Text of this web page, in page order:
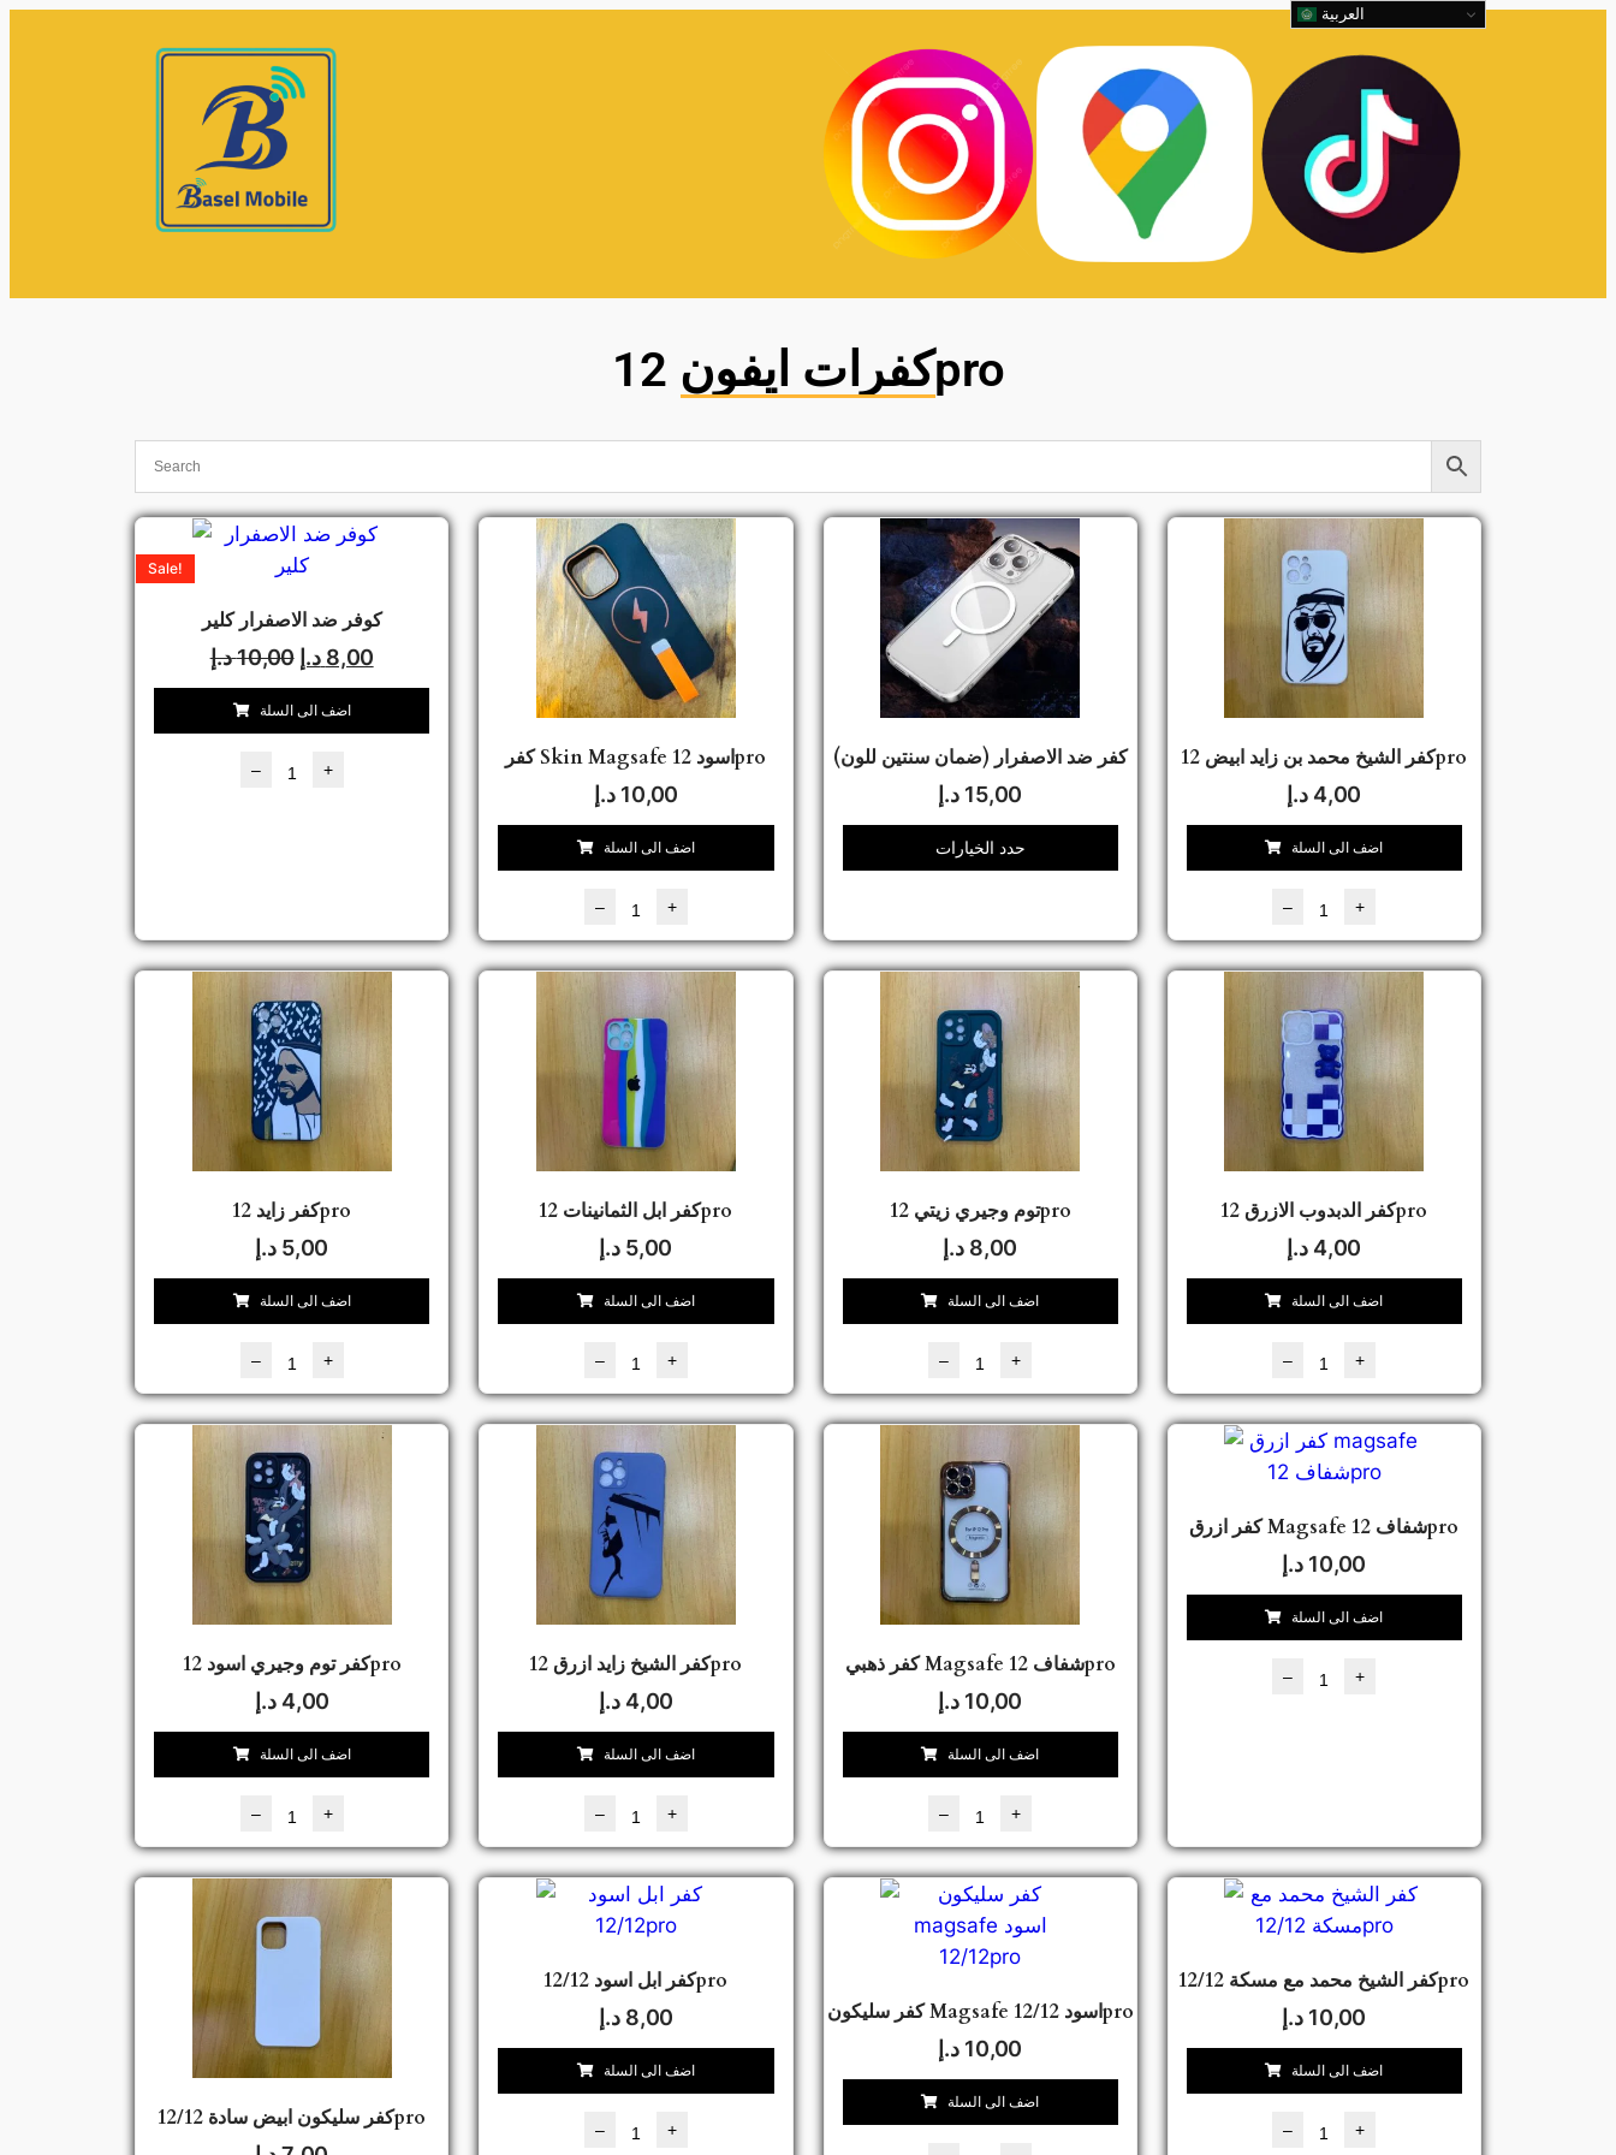
كفرات ايفون 12pro
كوفر ضد الاصفرار كلير
Sale!
10,00د.إ 8,00 د.إ
اضف الى السلة
– + كفر Skin Magsafe اسود 12pro
10,00 د.إ
اضف الى السلة
– +
كفر ضد الاصفرار (ضمان سنتين للون)
15,00 د.إ
حدد الخيارات
كفر الشيخ محمد بن زايد ابيض 12pro
4,00 د.إ
اضف الى السلة
– +
كفر زايد 12pro
5,00 د.إ
اضف الى السلة
– +
كفر ابل الثمانينات 12pro
5,00 د.إ
اضف الى السلة
– +
توم وجيري زيتي 12pro
8,00 د.إ
اضف الى السلة
– +
كفر الدبدوب الازرق 12pro
4,00 د.إ
اضف الى السلة
– +
كفر توم وجيري اسود 12pro
4,00 د.إ
اضف الى السلة
– +
كفر الشيخ زايد ازرق 12pro
4,00 د.إ
اضف الى السلة
– +
كفر ذهبي Magsafe شفاف 12pro
10,00 د.إ
اضف الى السلة
– +
كفر ازرق Magsafe شفاف 12pro
10,00 د.إ
اضف الى السلة
– +
كفر سليكون ابيض سادة 12/12pro
كفر ابل اسود 12/12pro
8,00 د.إ
اضف الى السلة
– +
كفر سليكون Magsafe اسود 12/12pro
10,00 د.إ
اضف الى السلة
كفر الشيخ محمد مع مسكة 12/12pro
10,00 د.إ
اضف الى السلة
– +
العربية